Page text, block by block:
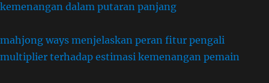
kemenangan dalam putaran panjang
mahjong ways menjelaskan peran fitur pengali
multiplier terhadap estimasi kemenangan pemain